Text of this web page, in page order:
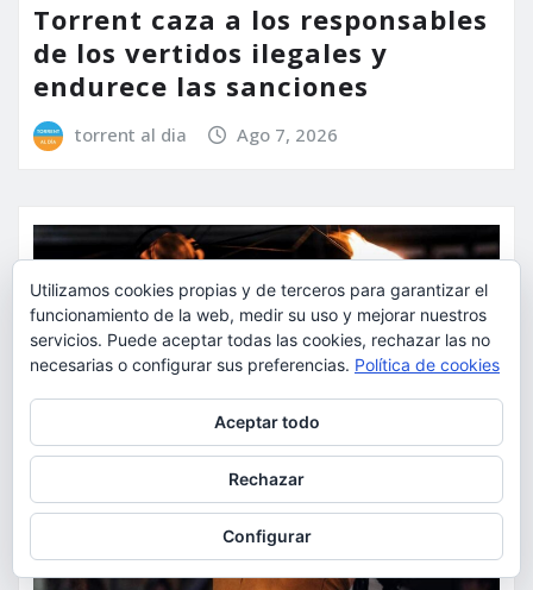
Torrent caza a los responsables
de los vertidos ilegales y
endurece las sanciones
torrent al dia Ago 7, 2026
Utilizamos cookies propias y de terceros para garantizar el
funcionamiento de la web, medir su uso y mejorar nuestros
servicios. Puede aceptar todas las cookies, rechazar las no
necesarias o configurar sus preferencias. Política de cookies
Aceptar todo
Rechazar
Configurar
Para obtener más información, incluido cómo gestionar las cookies,